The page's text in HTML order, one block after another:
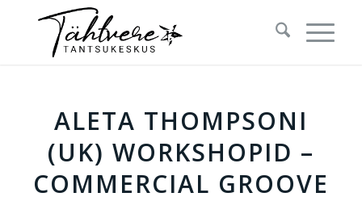
ALETA THOMPSONI
(UK) WORKSHOPID –
COMMERCIAL GROOVE